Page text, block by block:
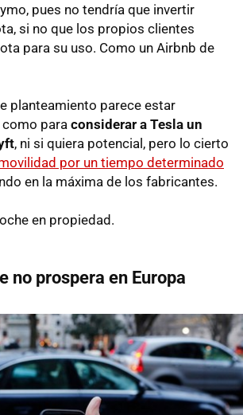
pues no tendría que invertir
si no que los propios clientes
para su uso. Como un Airbnb de
planteamiento parece estar
para considerar a Tesla un
, ni si quiera potencial, pero lo cierto
por un tiempo determinado
en la máxima de los fabricantes.
en propiedad.
no prospera en Europa